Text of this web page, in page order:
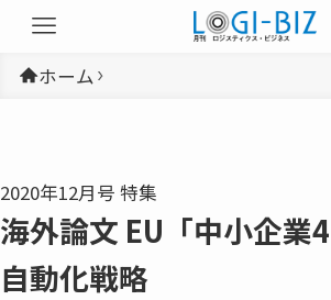
ホーム
2020年12月号 特集
海外論文 EU「中小企業
自動化戦略